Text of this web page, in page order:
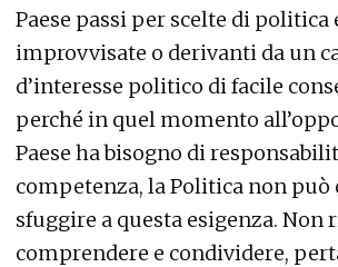
Paese passi per scelte di politica
improvvisate o derivanti da un
d’interesse politico di facile
perché in quel momento
Paese ha bisogno di
competenza, la Politica non può
sfuggire a questa esigenza. Non
comprendere e condividere,